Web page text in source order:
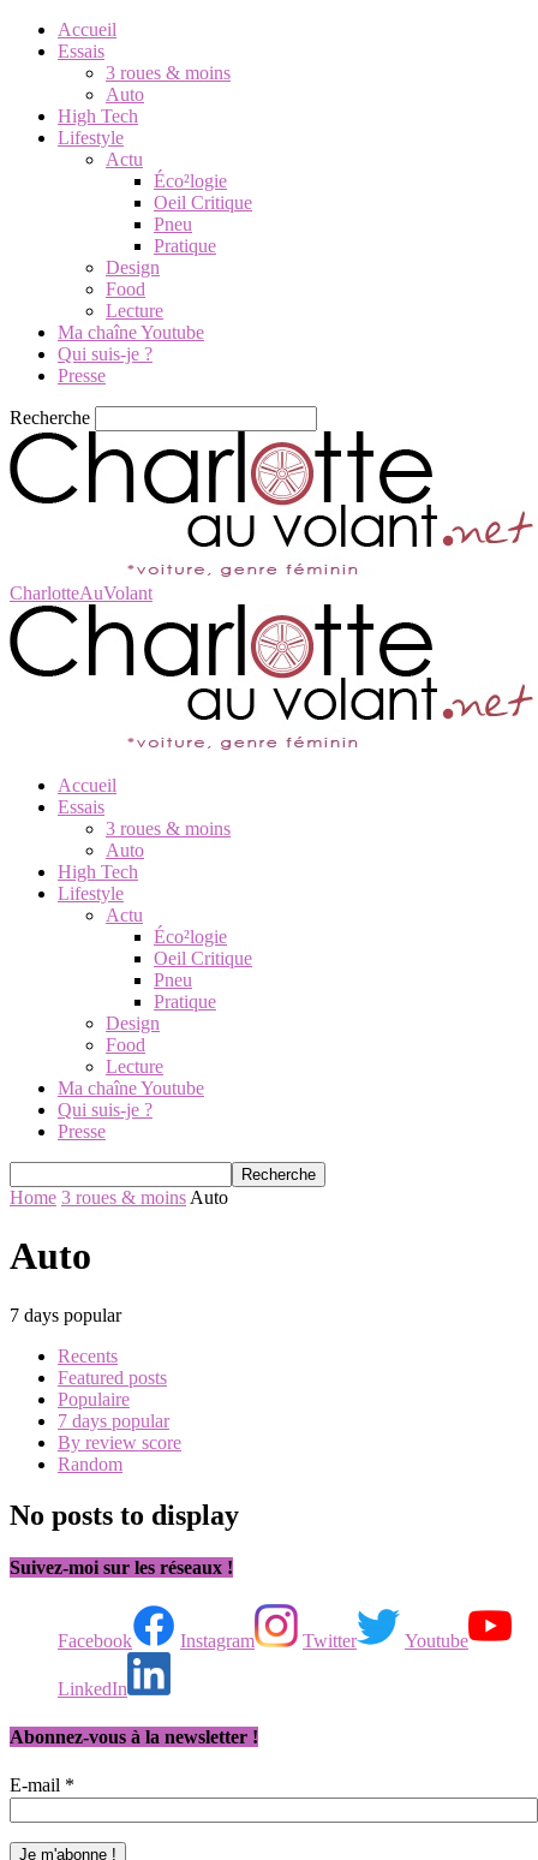
Accueil
Essais
3 roues & moins
Auto
High Tech
Lifestyle
Actu
Éco²logie
Oeil Critique
Pneu
Pratique
Design
Food
Lecture
Ma chaîne Youtube
Qui suis-je ?
Presse
Recherche
CharlotteAuVolant
Accueil
Essais
3 roues & moins
Auto
High Tech
Lifestyle
Actu
Éco²logie
Oeil Critique
Pneu
Pratique
Design
Food
Lecture
Ma chaîne Youtube
Qui suis-je ?
Presse
Home 3 roues & moins Auto
Auto
7 days popular
Recents
Featured posts
Populaire
7 days popular
By review score
Random
No posts to display
Suivez-moi sur les réseaux !
Facebook Instagram Twitter Youtube
LinkedIn
Abonnez-vous à la newsletter !
E-mail *